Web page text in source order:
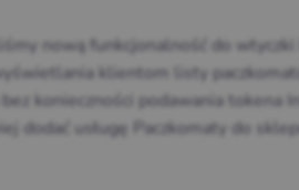
nową funkcjonalność do
klientom listy
konieczności podawania tokena
dodać usługę Paczkomaty do